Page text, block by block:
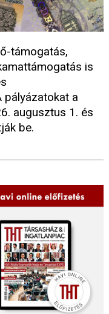
támogatás,
is
pályázatokat a
augusztus 1. és
be.